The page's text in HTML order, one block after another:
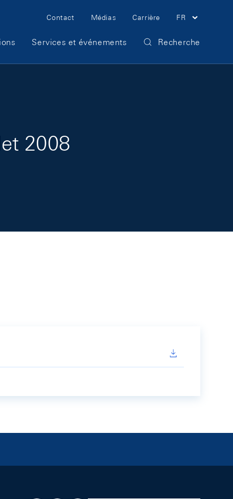
Meta Navigation
Contact Médias Carrière FR
Services et événements Recherche
2008